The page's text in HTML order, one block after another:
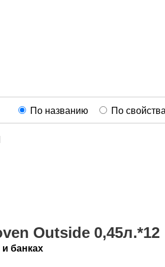
По названию По
Outside 0,45л.*12
банках